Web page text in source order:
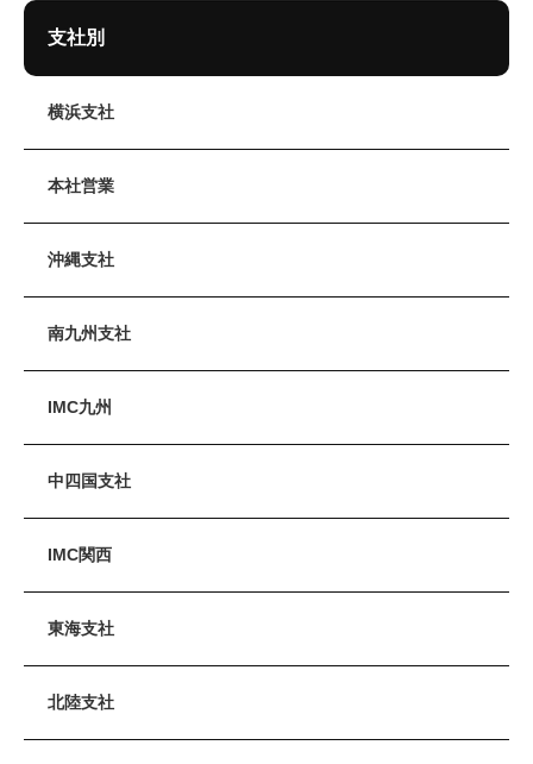
支社別
横浜支社
本社営業
沖縄支社
南九州支社
IMC九州
中四国支社
IMC関西
東海支社
北陸支社